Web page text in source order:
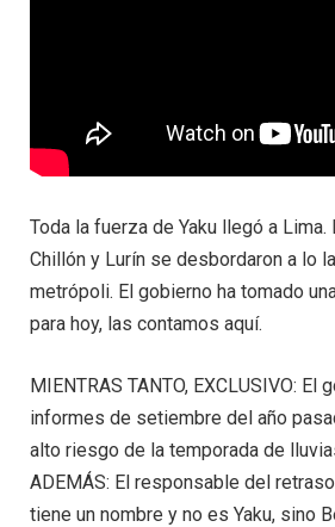
Toda la fuerza de Yaku llegó a
Chillón y Lurín se desbordaron a lo
metrópoli. El gobierno ha tomado
para hoy, las contamos aquí.
MIENTRAS TANTO, EXCLUSIVO: El
informes de setiembre del año
alto riesgo de la temporada de
ADEMÁS: El responsable del
tiene un nombre y no es Yaku, sino